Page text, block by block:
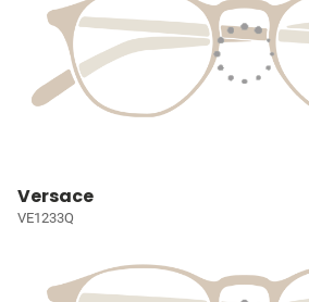
Versace
VE1233Q